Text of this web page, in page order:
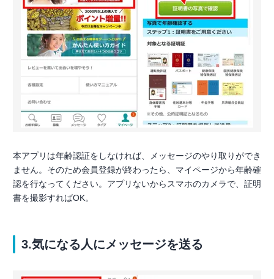
本アプリは年齢認証をしなければ、メッセージのやり取りができ
ません。そのため会員登録が終わったら、マイページから年齢確
認を行なってください。アプリないからスマホのカメラで、証明
書を撮影すればOK。
3.気になる人にメッセージを送る